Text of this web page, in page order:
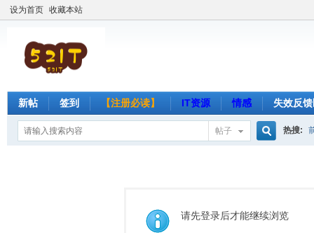
设为首页 收藏本站
新帖 签到 【注册必读】 IT资源 情感 失效反
帖子
索
热搜:
请先登录后才能继续浏览